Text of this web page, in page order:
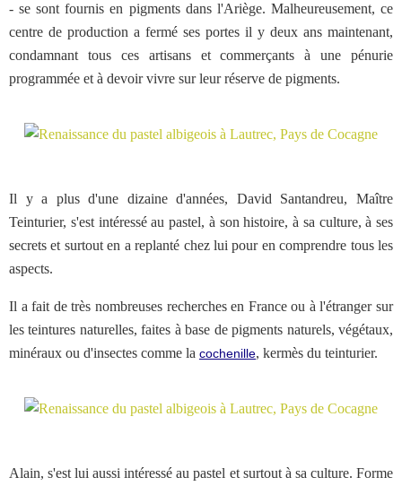
- se sont fournis en pigments dans l'Ariège. Malheureusement, ce
centre de production a fermé ses portes il y deux ans maintenant,
condamnant tous ces artisans et commerçants à une pénurie
programmée et à devoir vivre sur leur réserve de pigments.
Il y a plus d'une dizaine d'années, David Santandreu, Maître
Teinturier, s'est intéressé au pastel, à son histoire, à sa culture, à ses
secrets et surtout en a replanté chez lui pour en comprendre tous les
aspects.
Il a fait de très nombreuses recherches en France ou à l'étranger sur
les teintures naturelles, faites à base de pigments naturels, végétaux,
minéraux ou d'insectes comme la cochenille, kermès du teinturier.
Alain, s'est lui aussi intéressé au pastel et surtout à sa culture. Forme